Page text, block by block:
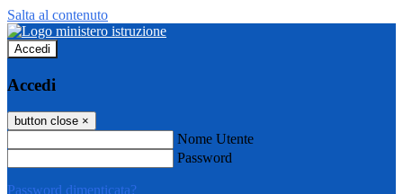
Salta al contenuto
Accedi
Accedi
button close ×
Nome Utente
Password
Password dimenticata?